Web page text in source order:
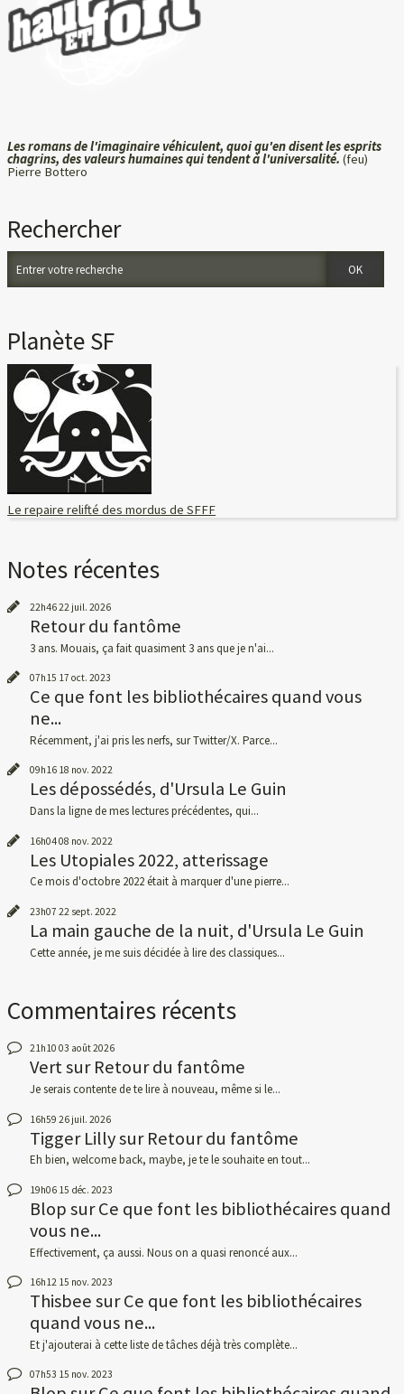
Les romans de l'imaginaire véhiculent, quoi qu'en disent les esprits
chagrins, des valeurs humaines qui tendent à l'universalité. (feu)
Pierre Bottero
Rechercher
Planète SF
Le repaire relifté des mordus de SFFF
Notes récentes
22h4622 juil. 2026
Retour du fantôme
3 ans. Mouais, ça fait quasiment 3 ans que je n'ai...
07h15 17 oct. 2023
Ce que font les bibliothécaires quand vous
ne...
Récemment, j'ai pris les nerfs, sur Twitter/X. Parce...
09h16 18 nov. 2022
Les dépossédés, d'Ursula Le Guin
Dans la ligne de mes lectures précédentes, qui...
16h0408 nov. 2022
Les Utopiales 2022, atterissage
Ce mois d'octobre 2022 était à marquer d'une pierre...
23h07 22 sept. 2022
La main gauche de la nuit, d'Ursula Le Guin
Cette année, je me suis décidée à lire des classiques...
Commentaires récents
21h10 03 août 2026
VertsurRetour du fantôme
Je serais contente de te lire à nouveau, même si le...
16h59 26 juil. 2026
Tigger LillysurRetour du fantôme
Eh bien, welcome back, maybe, je te le souhaite en tout...
19h06 15 déc. 2023
BlopsurCe que font les bibliothécaires quand
vous ne...
Effectivement, ça aussi. Nous on a quasi renoncé aux...
16h12 15 nov. 2023
ThisbeesurCe que font les bibliothécaires
quand vous ne...
Et j'ajouterai à cette liste de tâches déjà très complète...
07h53 15 nov. 2023